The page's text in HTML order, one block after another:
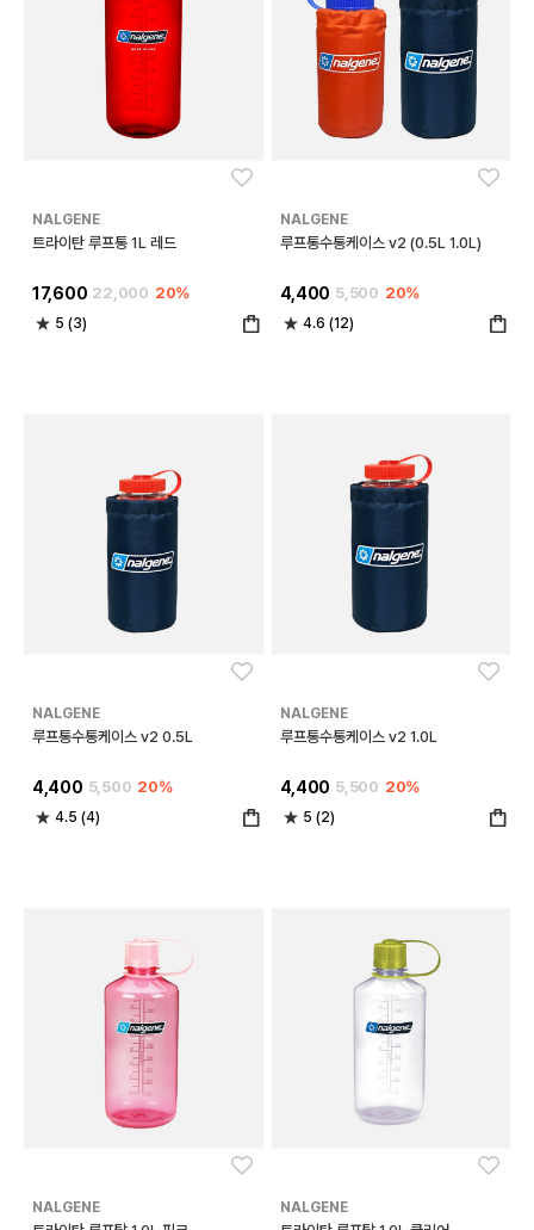
NALGENE
트라이탄 루프통 1L 레드
17,600 22,000 20%
5 (3)
NALGENE
루프통수통케이스 v2 (0.5L 1.0L)
4,400 5,500 20%
4.6 (12)
NALGENE
루프통수통케이스 v2 0.5L
4,400 5,500 20%
4.5 (4)
NALGENE
루프통수통케이스 v2 1.0L
4,400 5,500 20%
5 (2)
NALGENE NALGENE